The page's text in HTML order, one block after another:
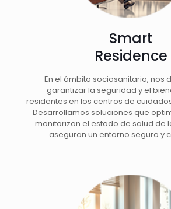
Smart
Residence
En el ámbito sociosanitario, nos
garantizar la seguridad y el
residentes en los centros de
Desarrollamos soluciones que
monitorizan el estado de salud de
aseguran un entorno seguro y